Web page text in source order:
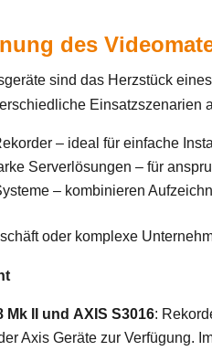
des
sind das Herzstück
Einsatzszenarien
– ideal für einfache
Serverlösungen – für
– kombinieren
oder komplexe
Mk II und AXIS S3016:
Axis Geräte zur Verfügung.